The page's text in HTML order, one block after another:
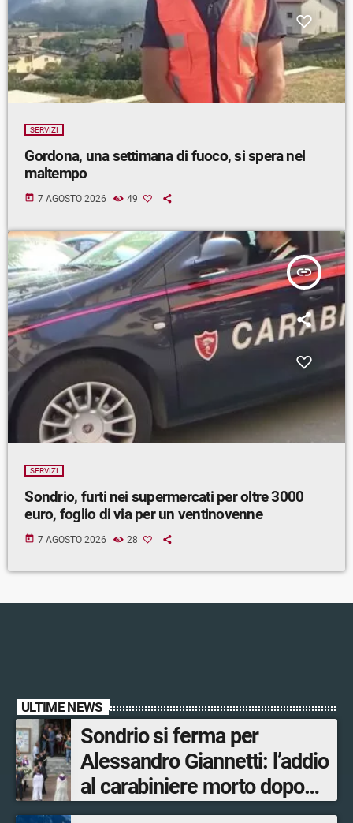
SERVIZI
Gordona, una settimana di fuoco, si spera nel
maltempo
today 7 AGOSTO 2026 49
insert_link
SERVIZI
Sondrio, furti nei supermercati per oltre 3000
euro, foglio di via per un ventinovenne
today 7 AGOSTO 2026 28
ULTIME NEWS
Sondrio si ferma per
Alessandro Giannetti: l’addio
al carabiniere morto dopo
l’incidente in moto